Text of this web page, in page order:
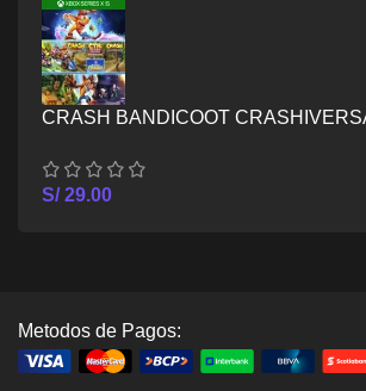
CRASH BANDICOOT
S/29.00
Metodos de Pagos: